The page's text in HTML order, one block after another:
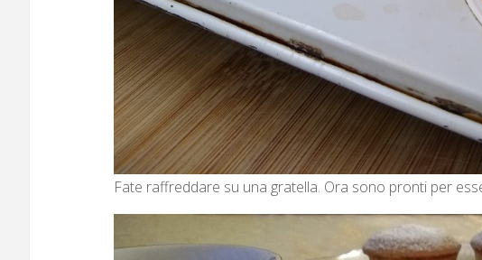
Fate raffreddare su una gratella. Ora sono pronti per